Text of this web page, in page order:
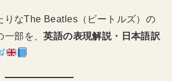
りなThe Beatles（ビートルズ）の
一部を、英語の表現解説・日本語訳